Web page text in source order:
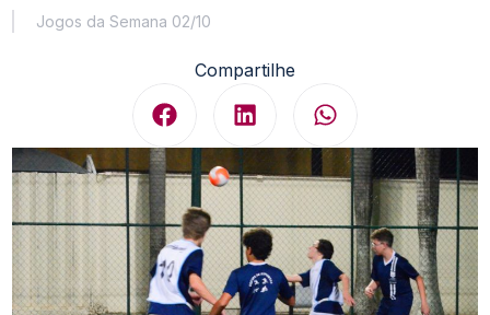
Jogos da Semana 02/10
Compartilhe